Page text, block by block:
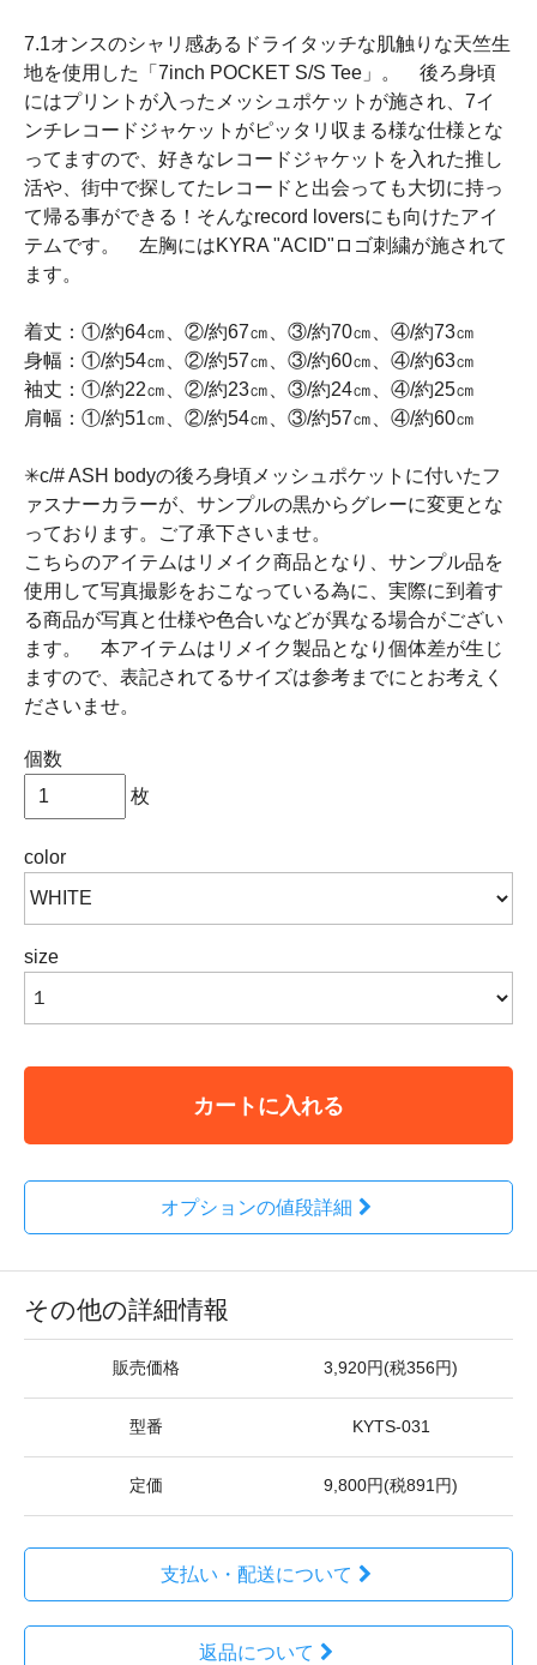
7.1オンスのシャリ感あるドライタッチな肌触りな天竺生
地を使用した「7inch POCKET S/S Tee」。 後ろ身頃
にはプリントが入ったメッシュポケットが施され、7イ
ンチレコードジャケットがピッタリ収まる様な仕様とな
ってますので、好きなレコードジャケットを入れた推し
活や、街中で探してたレコードと出会っても大切に持っ
て帰る事ができる！そんなrecord loversにも向けたアイ
テムです。 左胸にはKYRA "ACID"ロゴ刺繍が施されて
ます。
着丈：①/約64㎝、②/約67㎝、③/約70㎝、④/約73㎝
身幅：①/約54㎝、②/約57㎝、③/約60㎝、④/約63㎝
袖丈：①/約22㎝、②/約23㎝、③/約24㎝、④/約25㎝
肩幅：①/約51㎝、②/約54㎝、③/約57㎝、④/約60㎝
✳︎c/# ASH bodyの後ろ身頃メッシュポケットに付いたフ
ァスナーカラーが、サンプルの黒からグレーに変更とな
っております。ご了承下さいませ。
こちらのアイテムはリメイク商品となり、サンプル品を
使用して写真撮影をおこなっている為に、実際に到着す
る商品が写真と仕様や色合いなどが異なる場合がござい
ます。 本アイテムはリメイク製品となり個体差が生じ
ますので、表記されてるサイズは参考までにとお考えく
ださいませ。
個数
枚
color
size
カートに入れる
オプションの値段詳細
その他の詳細情報
販売価格 3,920円(税356円)
型番 KYTS-031
定価 9,800円(税891円)
支払い・配送について
返品について